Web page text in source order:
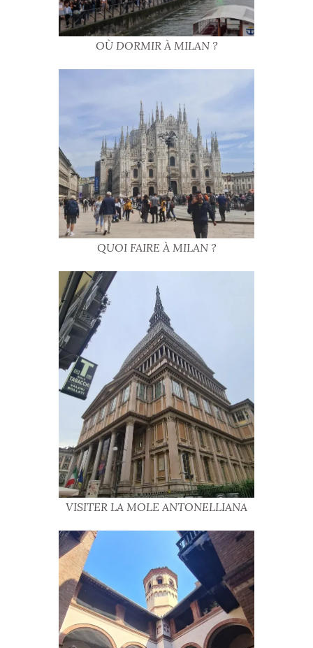
OÙ DORMIR À MILAN ?
QUOI FAIRE À MILAN ?
VISITER LA MOLE ANTONELLIANA